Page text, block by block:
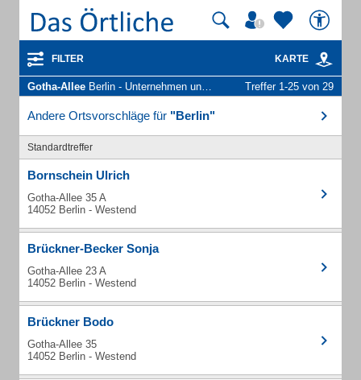
FILTER KARTE
Gotha-Allee Berlin - Unternehmen und Personen Treffer 1-25 von 29
Andere Ortsvorschläge für "Berlin"
Standardtreffer
Bornschein Ulrich
Gotha-Allee 35 A
14052 Berlin - Westend
Brückner-Becker Sonja
Gotha-Allee 23 A
14052 Berlin - Westend
Brückner Bodo
Gotha-Allee 35
14052 Berlin - Westend